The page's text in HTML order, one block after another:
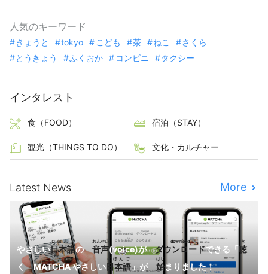
人気のキーワード
きょうと tokyo こども 茶 ねこ
さくら
とうきょう
ふくおか コンビニ タクシー
インタレスト
食（FOOD） 宿泊（STAY）
観光（THINGS TO DO） 文化・カルチャー
Latest News More
やさしい日本語
にほんご
の 音声
おんせい
(voice)がダウンロード
download
できる「聴
き
く MATCHA やさしい日本語
にほんご
」が 始
はじ
まりました！